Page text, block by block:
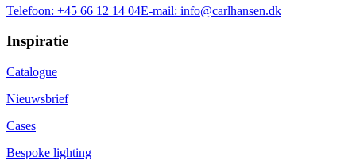
Telefoon: +45 66 12 14 04E-mail: info@carlhansen.dk
Inspiratie
Catalogue
Nieuwsbrief
Cases
Bespoke lighting